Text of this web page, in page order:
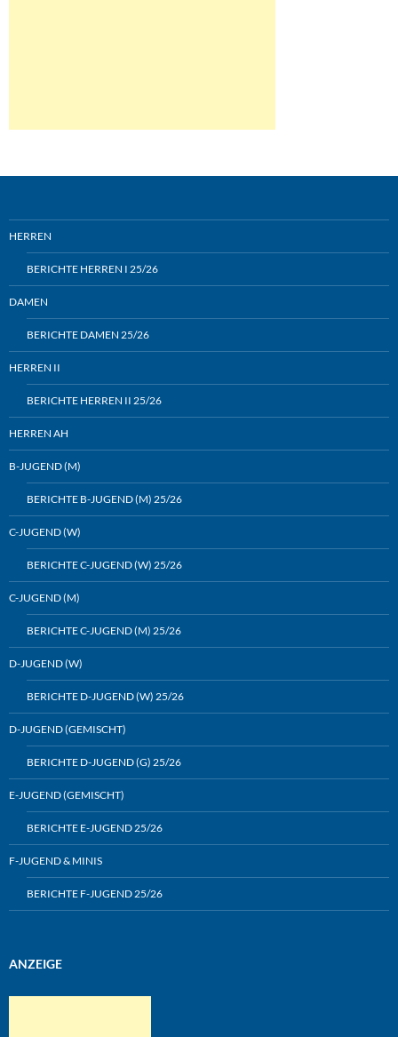
HERREN
BERICHTE HERREN I 25/26
DAMEN
BERICHTE DAMEN 25/26
HERREN II
BERICHTE HERREN II 25/26
HERREN AH
B-JUGEND (M)
BERICHTE B-JUGEND (M) 25/26
C-JUGEND (W)
BERICHTE C-JUGEND (W) 25/26
C-JUGEND (M)
BERICHTE C-JUGEND (M) 25/26
D-JUGEND (W)
BERICHTE D-JUGEND (W) 25/26
D-JUGEND (GEMISCHT)
BERICHTE D-JUGEND (G) 25/26
E-JUGEND (GEMISCHT)
BERICHTE E-JUGEND 25/26
F-JUGEND & MINIS
BERICHTE F-JUGEND 25/26
ANZEIGE